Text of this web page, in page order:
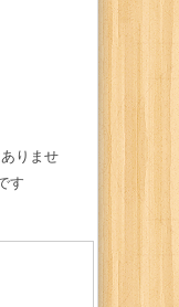
りませ
す